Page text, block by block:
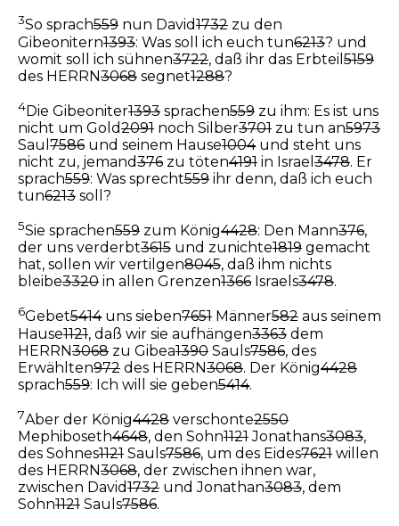
3So sprach559 nun David1732 zu den
Gibeonitern1393: Was soll ich euch tun6213? und
womit soll ich sühnen3722, daß ihr das Erbteil 5159
des HERRN3068 segnet1288?
4Die Gibeoniter1393 sprachen559 zu ihm: Es ist uns
nicht um Gold2091 noch Silber3701 zu tun an5973
Saul 7586 und seinem Hause1004und steht uns
nicht zu, jemand376 zu töten4191 in Israel 3478. Er
sprach559: Was sprecht559 ihr denn, daß ich euch
tun6213 soll?
5Sie sprachen559 zum König4428: Den Mann376,
der uns verderbt3615 und zunichte1819 gemacht
hat, sollen wir vertilgen8045, daß ihm nichts
bleibe3320 in allen Grenzen1366 Israels3478.
6Gebet5414uns sieben7651 Männer582 aus seinem
Hause1121, daß wir sie aufhängen3363 dem
HERRN3068 zu Gibea1390 Sauls7586, des
Erwählten972 des HERRN3068. Der König4428
sprach559: Ich will sie geben5414.
7Aber der König4428 verschonte2550
Mephiboseth4648, den Sohn1121Jonathans3083,
des Sohnes1121 Sauls7586, um des Eides7621 willen
des HERRN3068, der zwischen ihnen war,
zwischen David1732 und Jonathan3083, dem
Sohn1121 Sauls7586.